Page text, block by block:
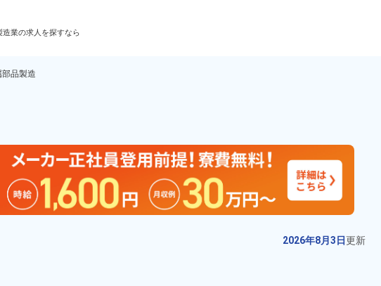
造業の求人を探すなら
品製造
部品製造！資格や経験は不問★未
2026年8月3日更新
未読
派遣社員
お仕事No.12198-
01
2026年8月3日
飲料製品の調合や包装業務！未経
験・初心者歓迎★若手～ミドルの